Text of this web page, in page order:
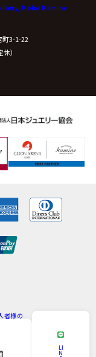
Kobe Kamine
町3-1-22
）
者様の
LI
N